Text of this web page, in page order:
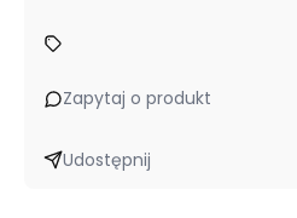
Zapytaj o produkt
Udostępnij